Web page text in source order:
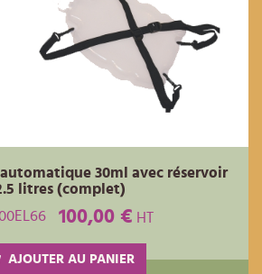
30ml avec réservoir
litres (complet)
100,00 € HT
AJOUTER AU PANIER